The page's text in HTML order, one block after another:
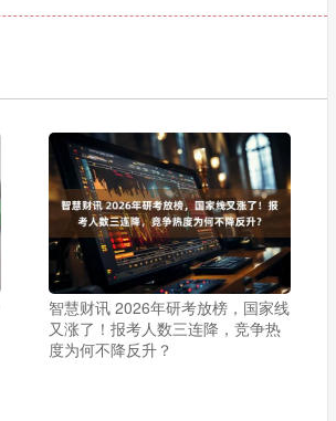
智慧财讯 2026年研考放榜，国家线
又涨了！报考人数三连降，竞争热
度为何不降反升？